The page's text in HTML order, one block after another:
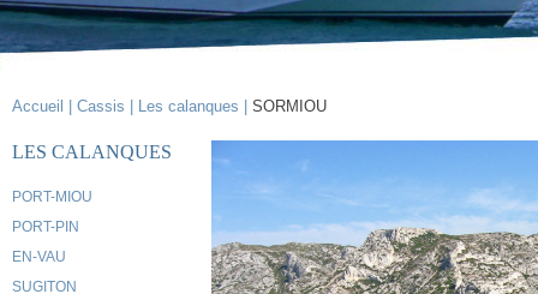
Accueil | Cassis | Les calanques | SORMIOU
LES CALANQUES
PORT-MIOU
PORT-PIN
EN-VAU
SUGITON